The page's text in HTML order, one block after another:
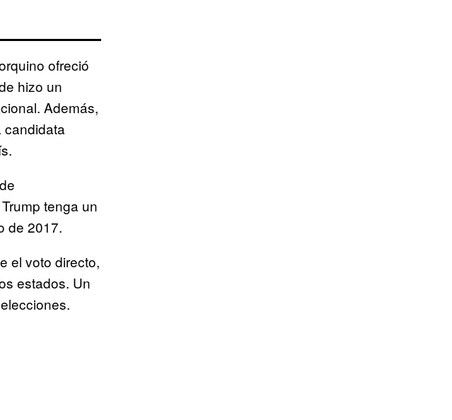
ofreció
hizo un
Además,
candidata
tenga un
de 2017.
el voto directo,
estados. Un